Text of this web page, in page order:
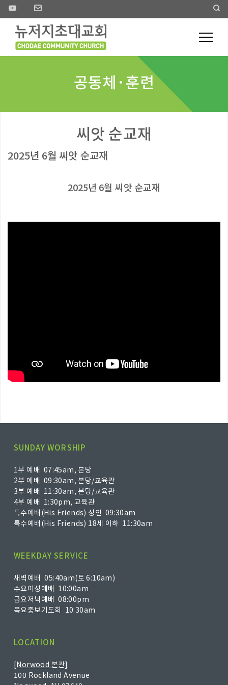
공동체·훈련
씨앗 순교재
2025년 6월 씨앗 순교재
2025년 6월 씨앗 순교재
SUNDAY WORSHIP
1부 예배 07:45am, 본당
2부 예배 09:30am, 본당/교육관
3부 예배 11:30am, 본당/교육관
4부 예배 1:30pm, 교육관
특수예배(His Friends) 성인 09:30am
특수예배(His Friends) 18세 이하 11:30am
WEEKDAY SERVICE
새벽예배 05:40am(토 6:10am)
수요여성예배 10:00am
금요저녁예배 08:00pm
목요중보기도회 10:30am
LOCATION
[Norwood 본관]
100 Rockland Avenue